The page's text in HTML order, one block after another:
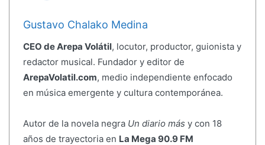
Gustavo Chalako Medina
CEO de Arepa Volátil, locutor, productor, guionista y
redactor musical. Fundador y editor de
ArepaVolatil.com, medio independiente enfocado
en música emergente y cultura contemporánea.
Autor de la novela negra Un diario más y con 18
años de trayectoria en La Mega 90.9 FM